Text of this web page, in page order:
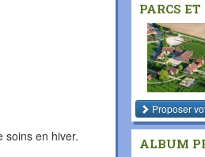
soins en hiver.
PARCS
Proposer
ALBUM